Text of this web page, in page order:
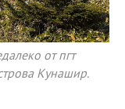
от пгт
Кунашир.